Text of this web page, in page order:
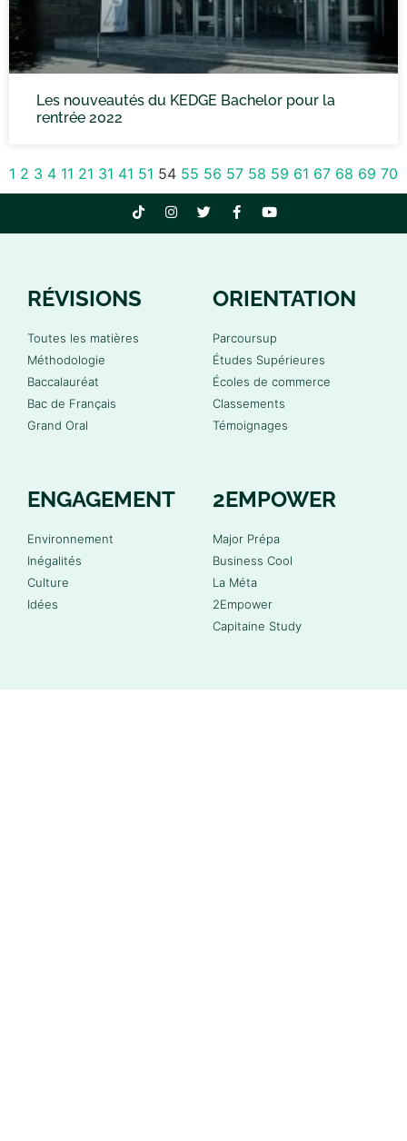
Les nouveautés du KEDGE Bachelor pour la
rentrée 2022
1 2 3 4 11 21 31 41 51 54 55 56 57 58 59 61 67 68 69 70
RÉVISIONS
Toutes les matières
Méthodologie
Baccalauréat
Bac de Français
Grand Oral
ORIENTATION
Parcoursup
Études Supérieures
Écoles de commerce
Classements
Témoignages
ENGAGEMENT
Environnement
Inégalités
Culture
Idées
2EMPOWER
Major Prépa
Business Cool
La Méta
2Empower
Capitaine Study